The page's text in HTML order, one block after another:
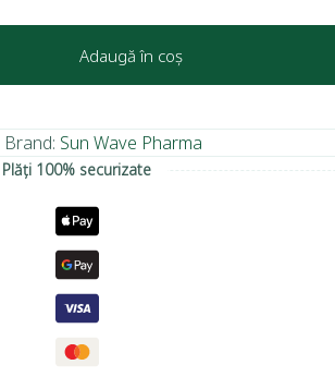
Adaugă în coș
Brand: Sun Wave Pharma
Plăți 100% securizate